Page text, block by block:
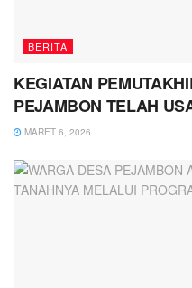
BERITA
KEGIATAN
PEJAMBON TELAH
MARET 6, 2026